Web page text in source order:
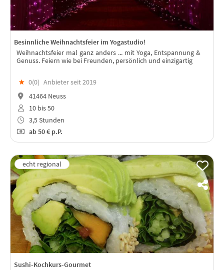
Besinnliche Weihnachtsfeier im Yogastudio!
Weihnachtsfeier mal ganz anders ... mit Yoga, Entspannung &
Genuss. Feiern wie bei Freunden, persönlich und einzigartig
★ 0(0) Anbieter seit 2019
41464 Neuss
10 bis 50
3,5 Stunden
ab50 € p.P.
Sushi-Kochkurs-Gourmet